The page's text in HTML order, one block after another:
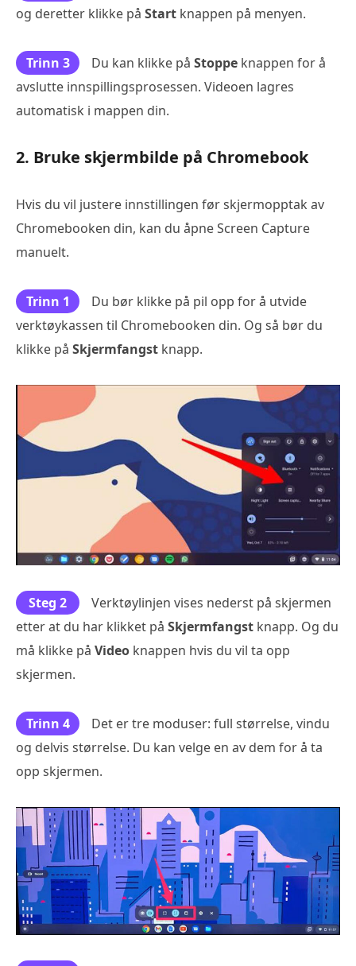
og deretter klikke på Start knappen på menyen.
Trinn 3 Du kan klikke på Stoppe knappen for å
avslutte innspillingsprosessen. Videoen lagres
automatisk i mappen din.
2. Bruke skjermbilde på Chromebook
Hvis du vil justere innstillingen før skjermopptak av
Chromebooken din, kan du åpne Screen Capture
manuelt.
Trinn 1
Du bør klikke på pil opp for å utvide
verktøykassen til Chromebooken din. Og så bør du
klikke på Skjermfangst knapp.
Steg 2
Verktøylinjen vises nederst på skjermen
etter at du har klikket på Skjermfangst knapp. Og du
må klikke på Video knappen hvis du vil ta opp
skjermen.
Trinn 4
Det er tre moduser: full størrelse, vindu
og delvis størrelse. Du kan velge en av dem for å ta
opp skjermen.